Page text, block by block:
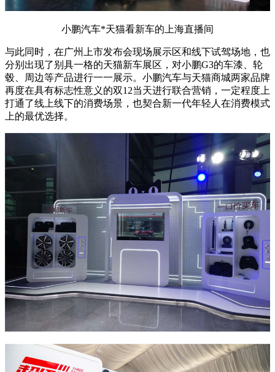
小鹏汽车*天猫看新车的上海直播间
与此同时，在广州上市发布会现场展示区和线下试驾场地，也
分别出现了别具一格的天猫新车展区，对小鹏G3的车漆、轮
毂、周边等产品进行一一展示。小鹏汽车与天猫商城两家品牌
再度在具有标志性意义的双12当天进行联合营销，一定程度上
打通了线上线下的消费场景，也契合新一代年轻人在消费模式
上的最优选择。